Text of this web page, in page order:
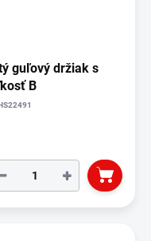
guľový držiak s
B
HS22491
+